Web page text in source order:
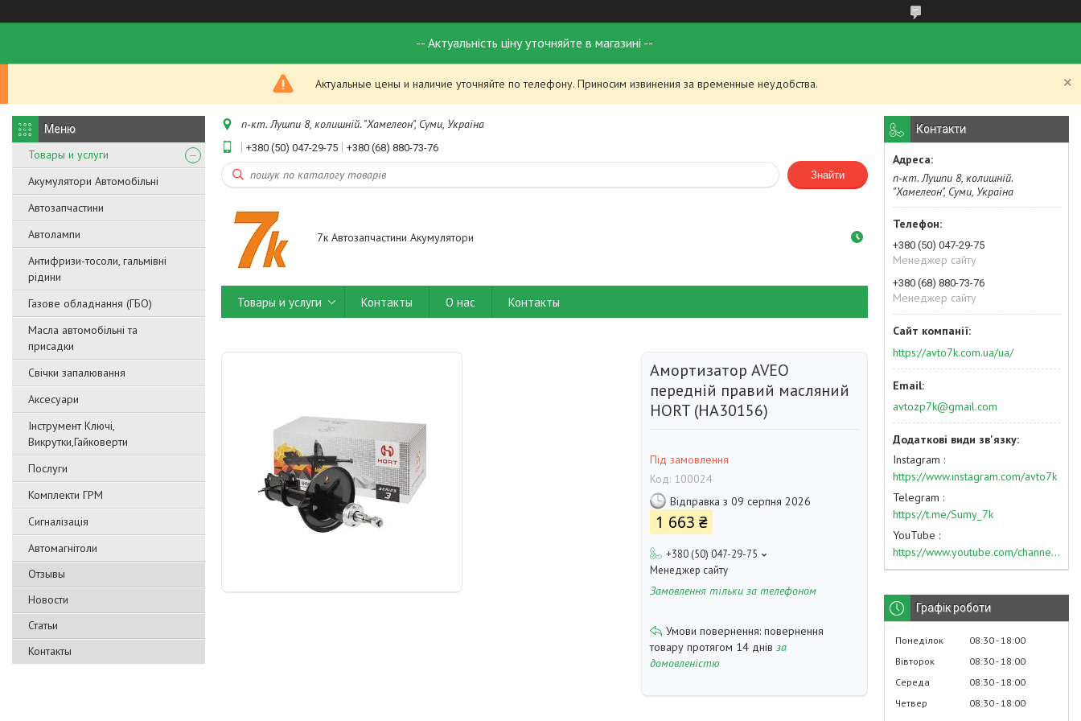
-- Актуальність ціну уточняйте в магазині --
Актуальные цены и наличие уточняйте по телефону. Приносим извинения за временные неудобства.
Товары и услуги
Акумулятори Автомобільні
Автозапчастини
Автолампи
Антифризи-тосоли, гальмівні
рідини
Газове обладнання (ГБО)
Масла автомобільні та
присадки
Свічки запалювання
Аксесуари
Інструмент Ключі,
Викрутки,Гайковерти
Послуги
Комплекти ГРМ
Сигналізація
Автомагнітоли
Отзывы
Новости
Статьи
Контакты
п-кт. Лушпи 8, колишній. "Хамелеон", Суми, Україна
+380 (50) 047-29-75 +380 (68) 880-73-76
Знайти
7к Автозапчастини Акумулятори
Товары и услуги Контакты О нас Контакты
Амортизатор AVEO
передній правий масляний
HORT (HA30156)
Під замовлення
Код: 100024
Відправка з 09 серпня 2026
1 663 ₴
+380 (50) 047-29-75
Менеджер сайту
Замовлення тільки за телефоном
повернення
товару протягом 14 днів за
домовленістю
Контакти
п-кт. Лушпи 8, колишній.
"Хамелеон", Суми, Україна
+380 (50) 047-29-75
Менеджер сайту
+380 (68) 880-73-76
Менеджер сайту
https://avto7k.com.ua/ua/
avtozp7k@gmail.com
Instagram
https://www.instagram.com/avto7k
Telegram
https://t.me/Sumy_7k
YouTube
https://www.youtube.com/channel/UC574nvqqf5H_LzT4Va_GpQg?view_as=subscriber
Графік роботи
Понеділок 08:30 18:00
Вівторок
08:30 18:00
Середа
08:30 18:00
Четвер
08:30 18:00